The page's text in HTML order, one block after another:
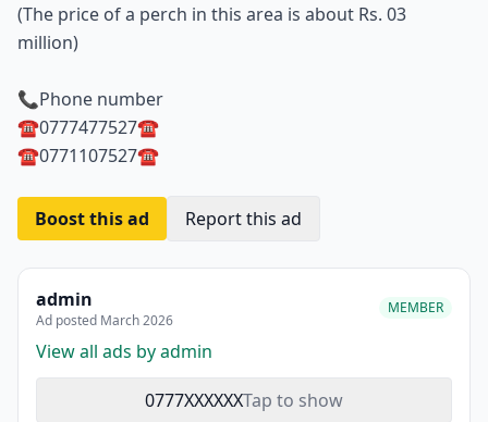
(The price of a perch in this area is about Rs. 03
million)
📞Phone number
☎️0777477527☎️
☎️0771107527☎️
Boost this ad Report this ad
admin
Ad posted March 2026
MEMBER
View all ads by admin
0777XXXXXXTap to show